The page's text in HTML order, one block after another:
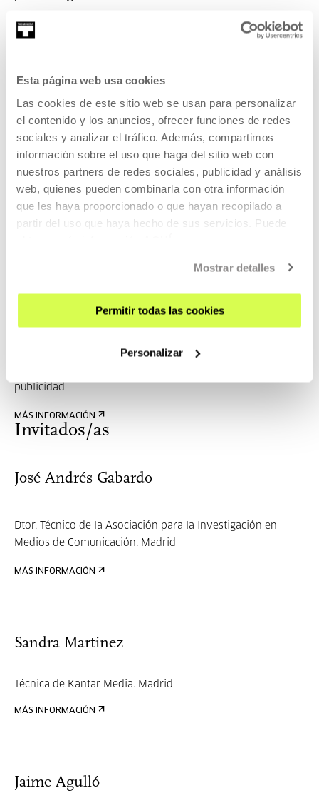
Esta página web usa cookies
Las cookies de este sitio web se usan para personalizar
el contenido y los anuncios, ofrecer funciones de redes
sociales y analizar el tráfico. Además, compartimos
información sobre el uso que haga del sitio web con
nuestros partners de redes sociales, publicidad y análisis
web, quienes pueden combinarla con otra información
que les haya proporcionado o que hayan recopilado a
partir del uso que haya hecho de sus servicios. Puede
Mostrar detalles
Permitir todas las cookies
Personalizar
Dtor de Comscore. Madrid
Elena Neira
Es licenciada en Derecho y Comunicación Audiovisual,
especializada en nuevos modelos de dist...
Edorta Arana
publicidad
MÁS INFORMACIÓN
Invitados/as
José Andrés Gabardo
Dtor. Técnico de la Asociación para la Investigación en
Medios de Comunicación. Madrid
MÁS INFORMACIÓN
Sandra Martinez
Técnica de Kantar Media. Madrid
MÁS INFORMACIÓN
Jaime Agulló